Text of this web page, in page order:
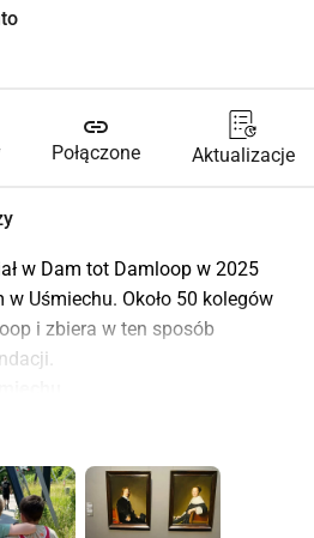
link
Połączone Aktualizacje
w Dam tot Damloop w 2025
Uśmiechu. Około 50 kolegów
i zbiera w ten sposób
sytuacji domowej nigdy nie
w domu są inne problemy. Te
do radości. Fundacja Razem w